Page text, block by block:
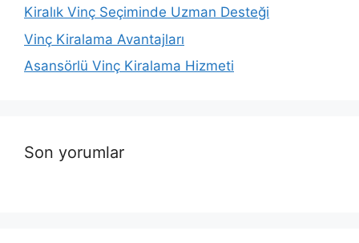
Kiralık Vinç Seçiminde Uzman Desteği
Vinç Kiralama Avantajları
Asansörlü Vinç Kiralama Hizmeti
Son yorumlar